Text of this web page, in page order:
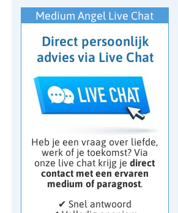
Medium Angel Live Chat
Direct persoonlijk
advies via Live Chat
Heb je een vraag over liefde,
werk of je toekomst? Via
onze live chat krijg jedirect
contact met een ervaren
medium of paragnost.
✔ Snel antwoord